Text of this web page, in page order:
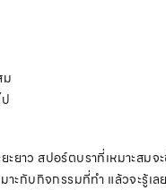
ม
าว สปอร์ตบราที่เหมาะส
ะกับกิจกรรมที่ทำ แล้วจะรู้